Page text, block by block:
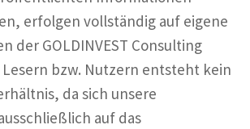
erfolgen vollständig auf eigene
der GOLDINVEST Consulting
bzw. Nutzern entsteht kein
da sich unsere
auf das